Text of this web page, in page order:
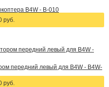
B4W - B-010
руб.
передний левый для B4W - B4W-
руб.